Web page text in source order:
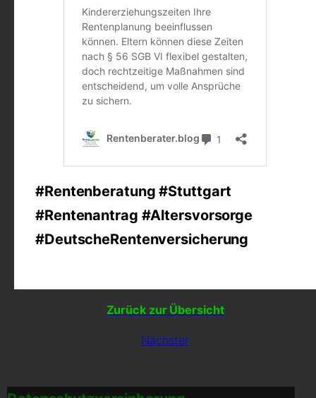
#Rentenberatung #Stuttgart
#Rentenantrag #Altersvorsorge
#DeutscheRentenversicherung
Zurück zur Übersicht
Nächster